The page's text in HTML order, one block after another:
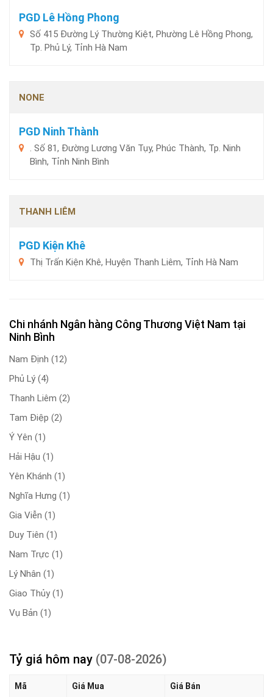
PGD Lê Hồng Phong
Số 415 Đường Lý Thường Kiệt, Phường Lê Hồng Phong,
Tp. Phủ Lý, Tỉnh Hà Nam
NONE
PGD Ninh Thành
. Số 81, Đường Lương Văn Tụy, Phúc Thành, Tp. Ninh
Bình, Tỉnh Ninh Bình
THANH LIÊM
PGD Kiện Khê
Thị Trấn Kiện Khê, Huyện Thanh Liêm, Tỉnh Hà Nam
Chi nhánh Ngân hàng Công Thương Việt Nam tại
Ninh Bình
Nam Định (12)
Phủ Lý (4)
Thanh Liêm (2)
Tam Điệp (2)
Ý Yên (1)
Hải Hậu (1)
Yên Khánh (1)
Nghĩa Hưng (1)
Gia Viễn (1)
Duy Tiên (1)
Nam Trực (1)
Lý Nhân (1)
Giao Thủy (1)
Vụ Bản (1)
Tỷ giá hôm nay (07-08-2026)
Mã Giá Mua Giá Bán